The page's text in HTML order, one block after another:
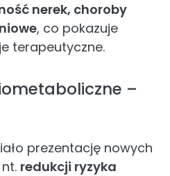
nerek, choroby
, co pokazuje
terapeutyczne.
–
prezentację nowych
redukcji ryzyka